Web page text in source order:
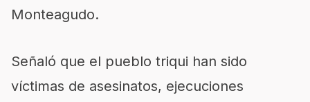
Monteagudo.
Señaló que el pueblo triqui han sido
víctimas de asesinatos, ejecuciones